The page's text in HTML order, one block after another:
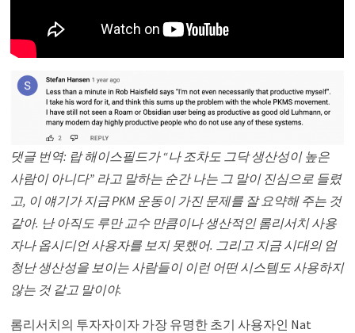
댓글 번역: 랍 해이스필드가 “나 조차도 그닥 생산성이 높은
사람이 아니다” 라고 말하는 순간 나는 그 말이 진심으로 들렸
고, 이 얘기가 지금 PKM 운동이 가진 문제를 잘 요약해 주는 것
같아. 난 아직도 루만 교수 만큼이나 생산적인 롬리서치 사용
자나 옵시디언 사용자를 보지 못했어. 그리고 지금 시대의 엄
청난 생산성을 보이는 사람들이 이런 어떤 시스템도 사용하지
않는 것 같고 말이야.
롬리서치의 투자자이자 가장 유명한 초기 사용자인 Nat